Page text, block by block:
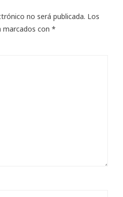
no será publicada. Los
con *